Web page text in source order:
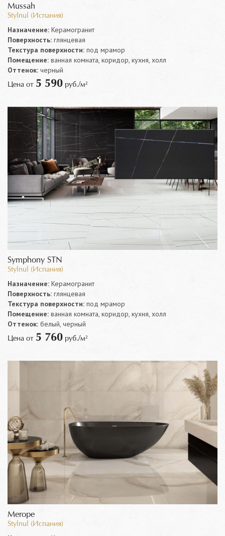
Mussah
Stylnul (Испания)
Назначение: Керамогранит
Поверхность: глянцевая
Текстура поверхности: под мрамор
Помещение: ванная комната, коридор, кухня, холл
Оттенок: черный
Цена от 5 590 руб./м²
Symphony STN
Stylnul (Испания)
Назначение: Керамогранит
Поверхность: глянцевая
Текстура поверхности: под мрамор
Помещение: ванная комната, коридор, кухня, холл
Оттенок: белый, черный
Цена от 5 760 руб./м²
Merope
Stylnul (Испания)